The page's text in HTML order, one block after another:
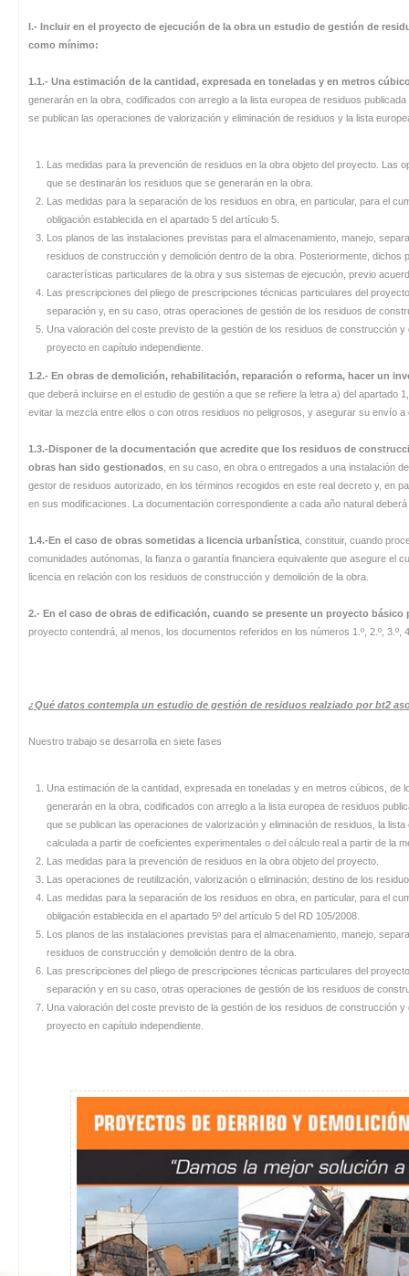
I.- Incluir en el proyecto de ejecución de la obra un estudio de gestión de
como mínimo:
1.1.- Una estimación de la cantidad, expresada en toneladas y en metros
generarán en la obra, codificados con arreglo a la lista europea de residuos
se publican las operaciones de valorización y eliminación de residuos y la lista
Las medidas para la prevención de residuos en la obra objeto del proyecto. Las
que se destinarán los residuos que se generarán en la obra.
Las medidas para la separación de los residuos en obra, en particular, para el
obligación establecida en el apartado 5 del artículo 5.
Los planos de las instalaciones previstas para el almacenamiento, manejo,
residuos de construcción y demolición dentro de la obra. Posteriormente, dichos
características particulares de la obra y sus sistemas de ejecución, previo
Las prescripciones del pliego de prescripciones técnicas particulares del
separación y, en su caso, otras operaciones de gestión de los residuos de
Una valoración del coste previsto de la gestión de los residuos de construcción
proyecto en capítulo independiente.
1.2.- En obras de demolición, rehabilitación, reparación o reforma, hacer un
que deberá incluirse en el estudio de gestión a que se refiere la letra a) del apartado
evitar la mezcla entre ellos o con otros residuos no peligrosos, y asegurar su envío
1.3.-Disponer de la documentación que acredite que los residuos de
obras han sido gestionados , en su caso, en obra o entregados a una instalación
gestor de residuos autorizado, en los términos recogidos en este real decreto y, en
en sus modificaciones. La documentación correspondiente a cada año natural
1.4.-En el caso de obras sometidas a licencia urbanística , constituir, cuando
comunidades autónomas, la fianza o garantía financiera equivalente que asegure el
licencia en relación con los residuos de construcción y demolición de la obra.
2.- En el caso de obras de edificación, cuando se presente un proyecto
proyecto contendrá, al menos, los documentos referidos en los números 1.º, 2.º, 3.º,
¿Qué datos contempla un estudio de gestión de residuos realziado por bt2
Nuestro trabajo se desarrolla en siete fases
Una estimación de la cantidad, expresada en toneladas y en metros cúbicos, de
generarán en la obra, codificados con arreglo a la lista europea de residuos
que se publican las operaciones de valorización y eliminación de residuos, la
calculada a partir de coeficientes experimentales o del cálculo real a partir de la
Las medidas para la prevención de residuos en la obra objeto del proyecto.
Las operaciones de reutilización, valorización o eliminación; destino de los
Las medidas para la separación de los residuos en obra, en particular, para el
obligación establecida en el apartado 5º del artículo 5 del RD 105/2008.
Los planos de las instalaciones previstas para el almacenamiento, manejo,
residuos de construcción y demolición dentro de la obra.
Las prescripciones del pliego de prescripciones técnicas particulares del
separación y en su caso, otras operaciones de gestión de los residuos de
Una valoración del coste previsto de la gestión de los residuos de construcción
proyecto en capítulo independiente.